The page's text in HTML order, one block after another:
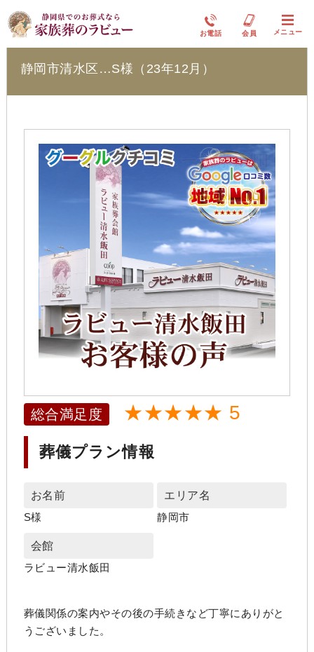
お電話 会員 メニュー
ラビュー清水飯田
静岡市清水区…S様（23年12月）
総合満足度 ★★★★★ 5
葬儀プラン情報
お名前
S様
エリア名
静岡市
会館
ラビュー清水飯田
葬儀関係の案内やその後の手続きなど丁寧にありがと
うございました。